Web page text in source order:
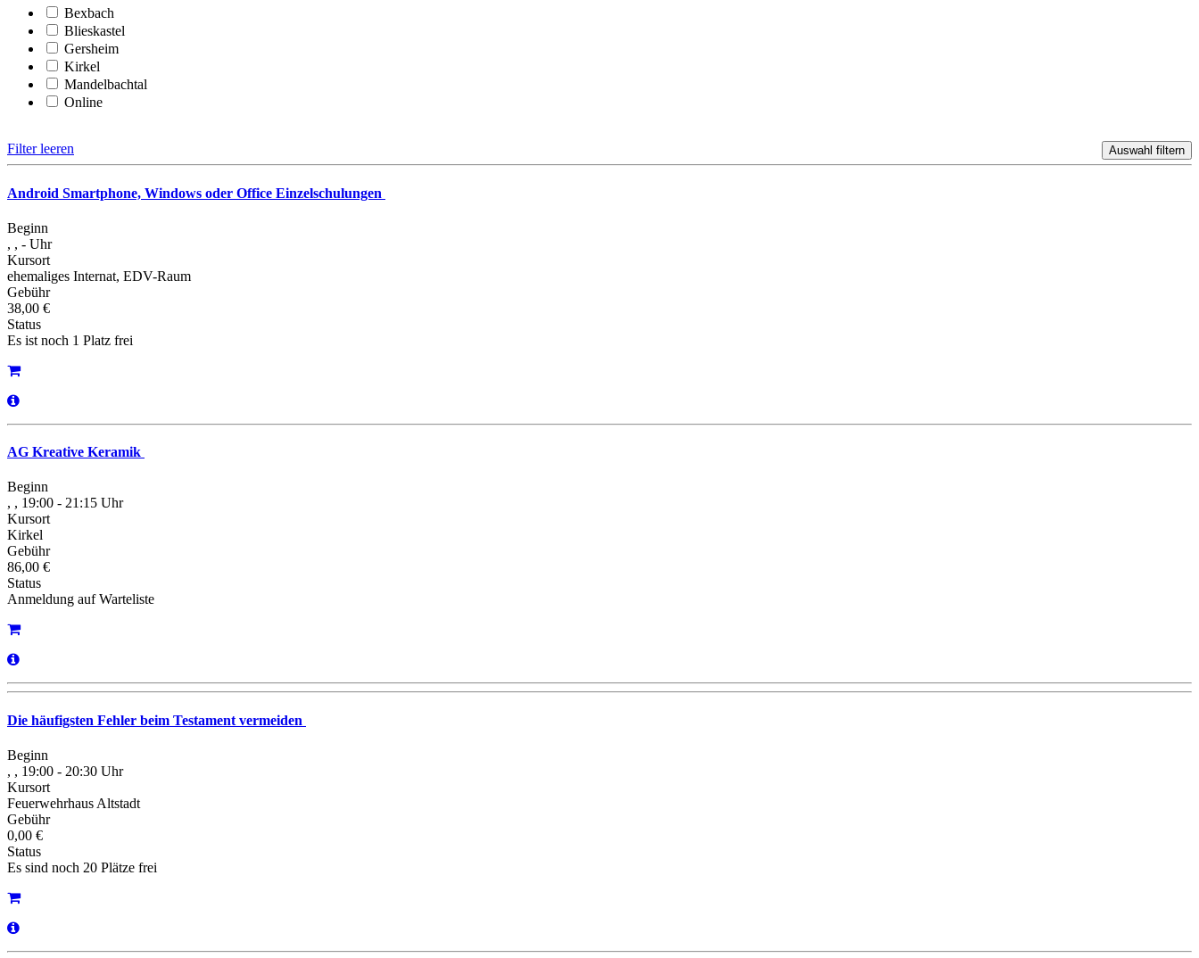
Bexbach
Blieskastel
Gersheim
Kirkel
Mandelbachtal
Online
Filter leeren
Android Smartphone, Windows oder Office Einzelschulungen
Beginn
, , - Uhr
Kursort
ehemaliges Internat, EDV-Raum
Gebühr
38,00 €
Status
Es ist noch 1 Platz frei
AG Kreative Keramik
Beginn
, , 19:00 - 21:15 Uhr
Kursort
Kirkel
Gebühr
86,00 €
Status
Anmeldung auf Warteliste
Die häufigsten Fehler beim Testament vermeiden
Beginn
, , 19:00 - 20:30 Uhr
Kursort
Feuerwehrhaus Altstadt
Gebühr
0,00 €
Status
Es sind noch 20 Plätze frei